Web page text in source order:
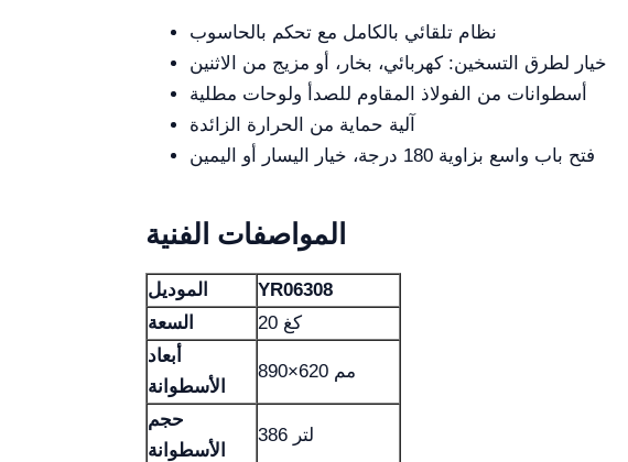
نظام تلقائي بالكامل مع تحكم بالحاسوب
خيار لطرق التسخين: كهربائي، بخار، أو مزيج من الاثنين
أسطوانات من الفولاذ المقاوم للصدأ ولوحات مطلية
آلية حماية من الحرارة الزائدة
فتح باب واسع بزاوية 180 درجة، خيار اليسار أو اليمين
المواصفات الفنية
الموديل
YR06308
السعة
20 كغ
أبعاد
الأسطوانة
890×620 مم
حجم
الأسطوانة
386 لتر